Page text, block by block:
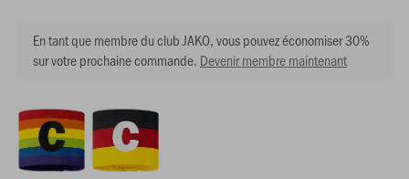
En tant que membre du club JAKO, vous pouvez économiser 30%
sur votre prochaine commande. Devenir membre maintenant